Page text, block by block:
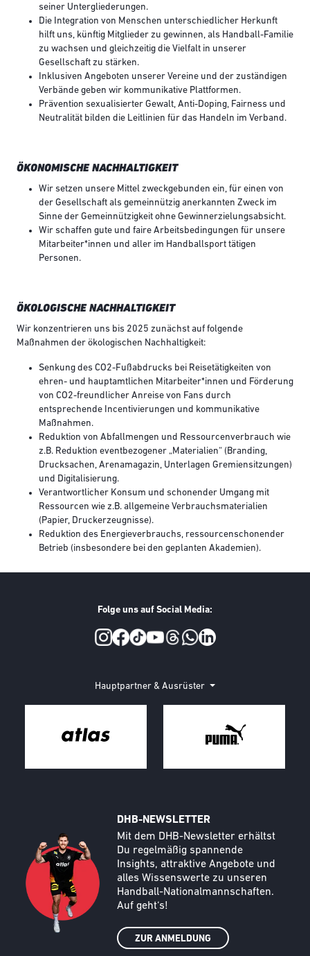
seiner Untergliederungen.
Die Integration von Menschen unterschiedlicher Herkunft
hilft uns, künftig Mitglieder zu gewinnen, als Handball-Familie
zu wachsen und gleichzeitig die Vielfalt in unserer
Gesellschaft zu stärken.
Inklusiven Angeboten unserer Vereine und der zuständigen
Verbände geben wir kommunikative Plattformen.
Prävention sexualisierter Gewalt, Anti-Doping, Fairness und
Neutralität bilden die Leitlinien für das Handeln im Verband.
ÖKONOMISCHE NACHHALTIGKEIT
Wir setzen unsere Mittel zweckgebunden ein, für einen von
der Gesellschaft als gemeinnützig anerkannten Zweck im
Sinne der Gemeinnützigkeit ohne Gewinnerzielungsabsicht.
Wir schaffen gute und faire Arbeitsbedingungen für unsere
Mitarbeiter*innen und aller im Handballsport tätigen
Personen.
ÖKOLOGISCHE NACHHALTIGKEIT
Wir konzentrieren uns bis 2025 zunächst auf folgende
Maßnahmen der ökologischen Nachhaltigkeit:
Senkung des CO2-Fußabdrucks bei Reisetätigkeiten von
ehren- und hauptamtlichen Mitarbeiter*innen und Förderung
von CO2-freundlicher Anreise von Fans durch
entsprechende Incentivierungen und kommunikative
Maßnahmen.
Reduktion von Abfallmengen und Ressourcenverbrauch wie
z.B. Reduktion eventbezogener „Materialien“ (Branding,
Drucksachen, Arenamagazin, Unterlagen Gremiensitzungen)
und Digitalisierung.
Verantwortlicher Konsum und schonender Umgang mit
Ressourcen wie z.B. allgemeine Verbrauchsmaterialien
(Papier, Druckerzeugnisse).
Reduktion des Energieverbrauchs, ressourcenschonender
Betrieb (insbesondere bei den geplanten Akademien).
Folge uns auf Social Media:
Hauptpartner & Ausrüster
DHB-NEWSLETTER
Text
Mit dem DHB-Newsletter erhältst
Du regelmäßig spannende
Insights, attraktive Angebote und
alles Wissenswerte zu unseren
Handball-Nationalmannschaften.
Auf geht‘s!
ZUR ANMELDUNG